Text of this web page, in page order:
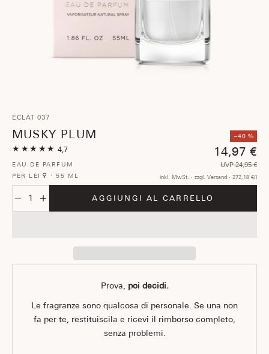
ÉCLAT 037
MUSKY PLUM
★★★★★ 4,7
EAU DE PARFUM
PER LEI
· 55 ML
−40 %
14,97 €
UVP 24,95 €
inkl. MwSt. · zzgl. Versand · 272,18 €/l
AGGIUNGI AL CARRELLO
Prova, poi decidi.
Le fragranze sono qualcosa di personale. Se una non
fa per te, restituiscila e ricevi il rimborso completo,
senza problemi.